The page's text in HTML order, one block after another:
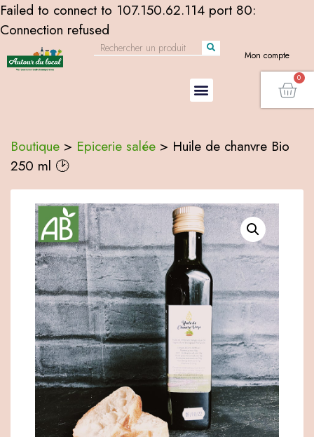
Failed to connect to 107.150.62.114 port 80:
Connection refused
Mon compte
Boutique > Epicerie salée > Huile de chanvre Bio
250 ml 🕑